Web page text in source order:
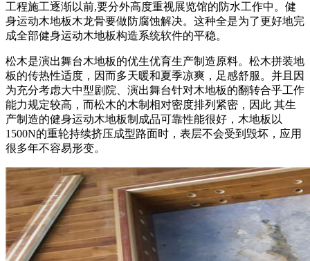
工程施工逐渐以前,要分外高度重视展览馆的防水工作中。健
身运动木地板木龙骨要做防腐蚀解决。这种全是为了更好地完
成全部健身运动木地板构造系统软件的平稳。
松木是演出舞台木地板的优生优育生产制造原料。松木拼装地
板的传热性适度，因而多天暖和夏季凉爽，足感舒服。并且因
为充分考虑大中型剧院、演出舞台针对木地板的翻转合乎工作
能力规定较高，而松木的木制相对密度排列紧密，因此 其生
产制造的健身运动木地板制成品可靠性能很好，木地板以
1500N的重轮持续挤压成型路面时，表层不会受到毁坏，应用
很多年不容易形变。